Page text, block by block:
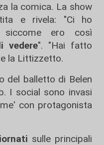
la comica. La show
e rivela: "Ci ho
ero così
vedere". "Hai fatto
la Littizzetto.
del balletto di Belen
I social sono invasi
con protagonista
sulle principali